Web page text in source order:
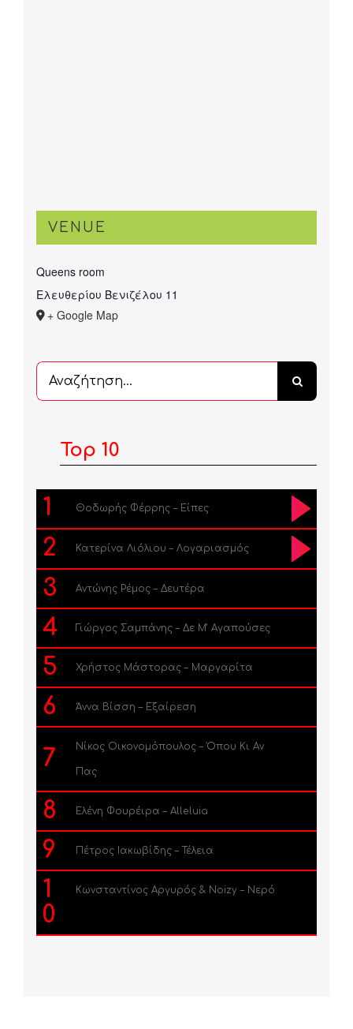
VENUE
Queens room
Ελευθερίου Βενιζέλου 11
+ Google Map
Αναζήτηση
...
Top 10
1 Θοδωρής Φέρρης – Είπες
2 Κατερίνα Λιόλιου – Λογαριασμός
3 Αντώνης Ρέμος – Δευτέρα
4 Γιώργος Σαμπάνης – Δε Μ’ Αγαπούσες
5 Χρήστος Μάστορας – Μαργαρίτα
6 Άννα Βίσση – Εξαίρεση
7 Νίκος Οικονομόπουλος – Όπου Κι Αν
Πας
8 Ελένη Φουρέιρα – Alleluia
9 Πέτρος Ιακωβίδης – Τέλεια
1
0
Κωνσταντίνος Αργυρός & Noizy – Νερό